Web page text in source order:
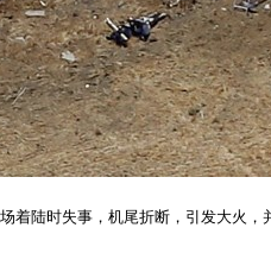
陆时失事，机尾折断，引发大火，